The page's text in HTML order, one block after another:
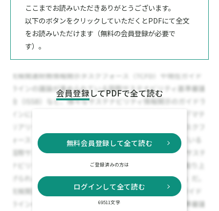
ここまでお読みいただきありがとうございます。
以下のボタンをクリックしていただくとPDFにて全文
をお読みいただけます（無料の会員登録が必要で
す）。
会員登録 してPDFで全て読む
無料会員登録して全て読む
ご登録済みの方は
ログインして全て読む
69511文字